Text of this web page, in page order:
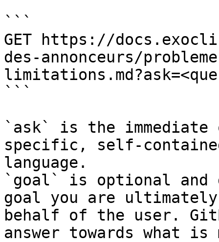
```
GET https://
des-annonceurs/
```
`ask` is the
specific, self-
language.
`goal` is optional and
goal you are
behalf of the user.
answer towards what